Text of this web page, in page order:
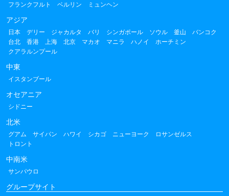
フランクフルト
ベルリン ミュンヘン
アジア
日本 デリー ジャカルタ バリ シンガポール ソウル 釜山
バンコク
台北
香港 上海 北京 マカオ マニラ ハノイ
ホーチミン
クアラルンプール
中東
イスタンブール
オセアニア
シドニー
北米
グアム サイパン ハワイ シカゴ ニューヨーク
ロサンゼルス
トロント
中南米
サンパウロ
グループサイト